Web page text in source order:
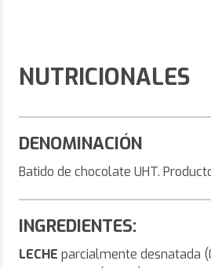
NUTRICIONALES
DENOMINACIÓN
Batido de chocolate UHT.
INGREDIENTES:
LECHE parcialmente desnatada